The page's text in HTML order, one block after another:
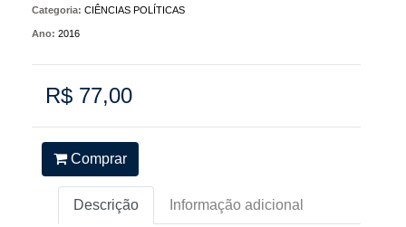
Categoria: CIÊNCIAS POLÍTICAS
Ano: 2016
R$ 77,00
Comprar
Descrição Informação adicional